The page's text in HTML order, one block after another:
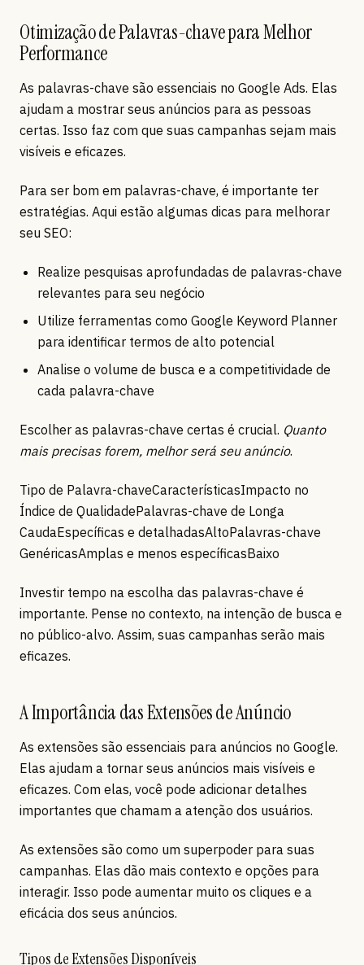
Otimização de Palavras-chave para Melhor
Performance
As palavras-chave são essenciais no Google Ads. Elas
ajudam a mostrar seus anúncios para as pessoas
certas. Isso faz com que suas campanhas sejam mais
visíveis e eficazes.
Para ser bom em palavras-chave, é importante ter
estratégias. Aqui estão algumas dicas para melhorar
seu SEO:
Realize pesquisas aprofundadas de palavras-chave
relevantes para seu negócio
Utilize ferramentas como Google Keyword Planner
para identificar termos de alto potencial
Analise o volume de busca e a competitividade de
cada palavra-chave
Escolher as palavras-chave certas é crucial. Quanto
mais precisas forem, melhor será seu anúncio.
Tipo de Palavra-chaveCaracterísticasImpacto no
Índice de QualidadePalavras-chave de Longa
CaudaEspecíficas e detalhadasAltoPalavras-chave
GenéricasAmplas e menos específicasBaixo
Investir tempo na escolha das palavras-chave é
importante. Pense no contexto, na intenção de busca e
no público-alvo. Assim, suas campanhas serão mais
eficazes.
A Importância das Extensões de Anúncio
As extensões são essenciais para anúncios no Google.
Elas ajudam a tornar seus anúncios mais visíveis e
eficazes. Com elas, você pode adicionar detalhes
importantes que chamam a atenção dos usuários.
As extensões são como um superpoder para suas
campanhas. Elas dão mais contexto e opções para
interagir. Isso pode aumentar muito os cliques e a
eficácia dos seus anúncios.
Tipos de Extensões Disponíveis